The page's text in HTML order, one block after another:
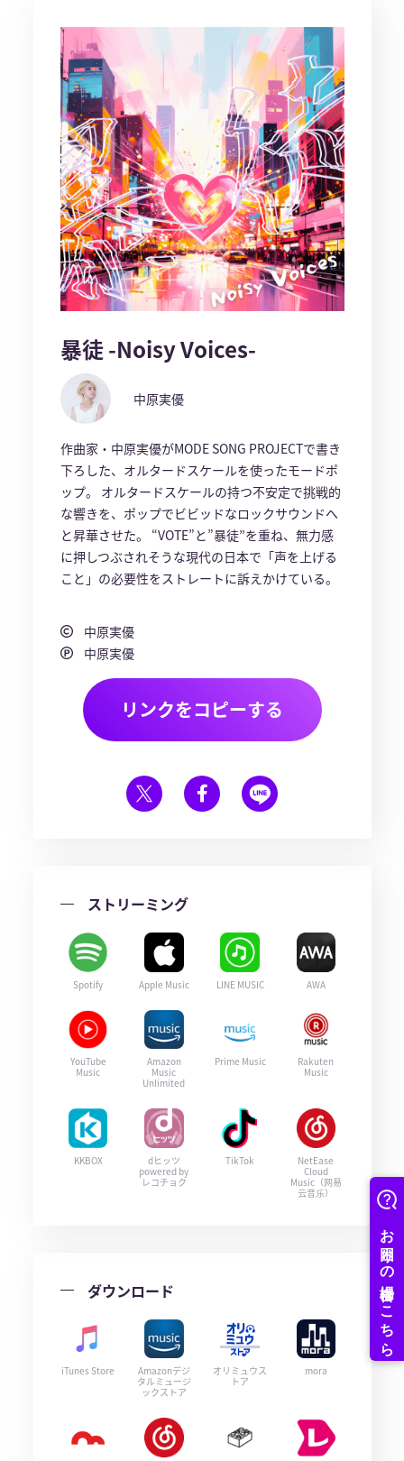
暴徒 -Noisy Voices-
中原実優
作曲家・中原実優がMODE SONG PROJECTで書き
下ろした、オルタードスケールを使ったモードポ
ップ。 オルタードスケールの持つ不安定で挑戦的
な響きを、ポップでビビッドなロックサウンドへ
と昇華させた。 “VOTE”と”暴徒”を重ね、無力感
に押しつぶされそうな現代の日本で「声を上げる
こと」の必要性をストレートに訴えかけている。
中原実優
中原実優
リンクをコピーする
ストリーミング
Spotify Apple Music LINE MUSIC AWA
YouTube
Music
Amazon
Music
Unlimited
Prime Music
Rakuten
Music
KKBOX
dヒッツ
powered by
レコチョク
TikTok
NetEase
Cloud
Music（网易
云音乐）
ダウンロード
iTunes Store
Amazonデジ
タルミュージ
ックストア
オリミュウス
トア
mora